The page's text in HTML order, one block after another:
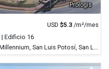
Prologis
USD $5.3 /m²/mes
| Edificio 16